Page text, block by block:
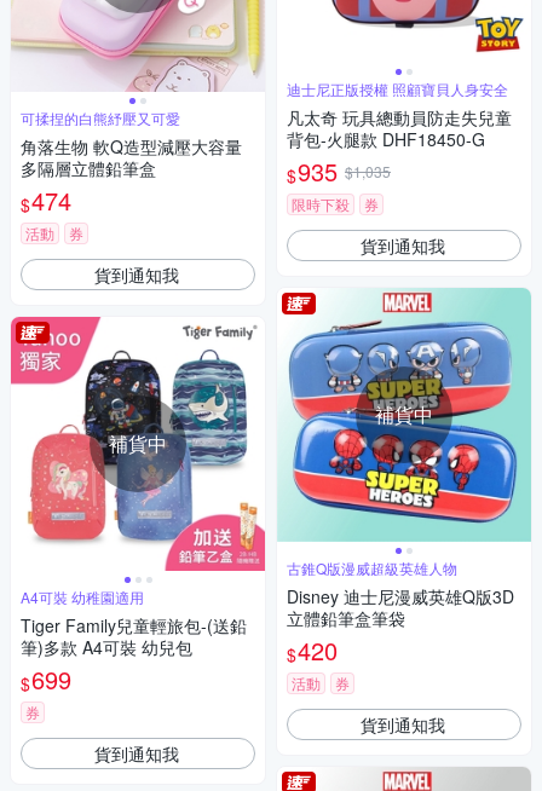
可揉捏的白熊紓壓又可愛
角落生物 軟Q造型減壓大容量
多隔層立體鉛筆盒
$474
活動 券
貨到通知我
補貨中
A4可裝 幼稚園適用
Tiger Family兒童輕旅包-(送鉛
筆)多款 A4可裝 幼兒包
$699
券
貨到通知我
迪士尼正版授權 照顧寶貝人身安全
凡太奇 玩具總動員防走失兒童
背包-火腿款 DHF18450-G
$935 $1,035
限時下殺
券
貨到通知我
補貨中
古錐Q版漫威超級英雄人物
Disney 迪士尼漫威英雄Q版3D
立體鉛筆盒筆袋
$420
活動 券
貨到通知我